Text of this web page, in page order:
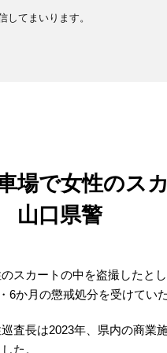
てまいります。
場で女性のス
山口県警
スカートの中を盗撮したと
6か月の懲戒処分を受けてい
査長は2023年、県内の商業
た。